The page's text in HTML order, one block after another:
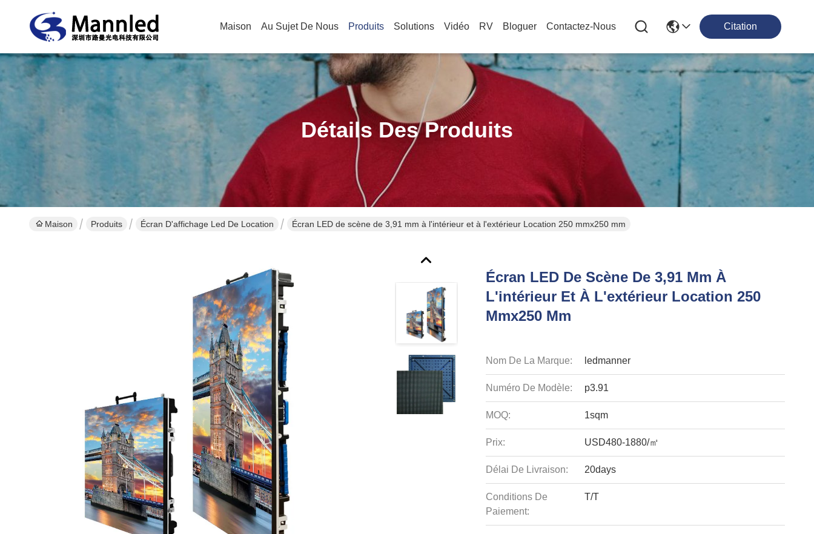
Maison Au Sujet De Nous Produits Solutions Vidéo RV Bloguer Contactez-Nous Citation
Détails Des Produits
Maison Produits Écran D'affichage Led De Location Écran LED de scène de 3,91 mm à l'intérieur et à l'extérieur Location 250 mmx250 mm
Écran LED De Scène De 3,91 Mm À
L'intérieur Et À L'extérieur Location 250
Mmx250 Mm
Nom De La Marque: ledmanner
Numéro De Modèle: p3.91
MOQ: 1sqm
Prix: USD480-1880/㎡
Délai De Livraison: 20days
Conditions De
Paiement:
T/T